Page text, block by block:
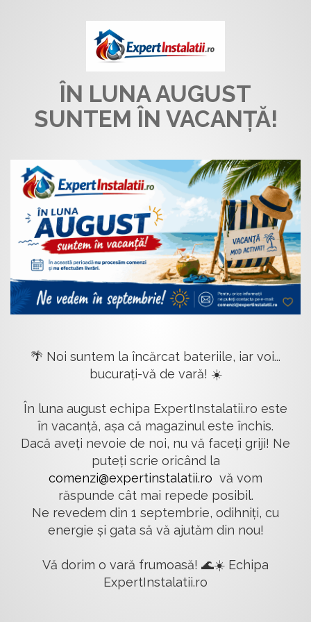
ÎN LUNA AUGUST
SUNTEM ÎN VACANȚĂ!
🌴 Noi suntem la încărcat bateriile, iar voi...
bucurați-vă de vară! ☀️
În luna august echipa ExpertInstalatii.ro este
în vacanță, așa că magazinul este închis.
Dacă aveți nevoie de noi, nu vă faceți griji! Ne
puteți scrie oricând la
comenzi@expertinstalatii.ro vă vom
răspunde cât mai repede posibil.
Ne revedem din 1 septembrie, odihniți, cu
energie și gata să vă ajutăm din nou!
Vă dorim o vară frumoasă! 🌊☀️ Echipa
ExpertInstalatii.ro